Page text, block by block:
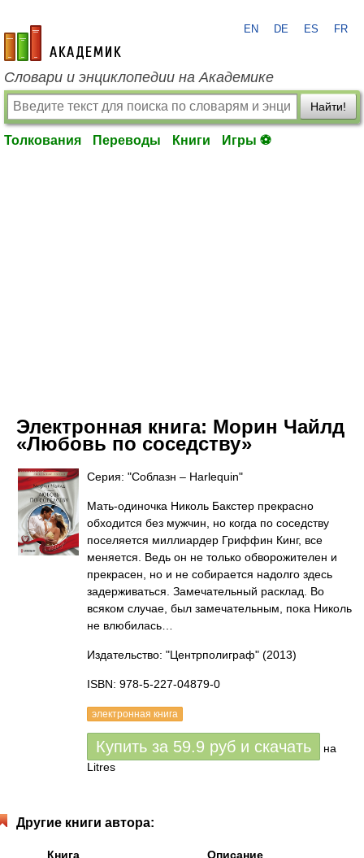
academic.ru
EN DE ES FR
Словари и энциклопедии на Академике
Найти!
Толкования Переводы Книги Игры ⚽
Электронная книга: Морин Чайлд
«Любовь по соседству»
Серия: "Соблазн – Harlequin"
Мать-одиночка Николь Бакстер прекрасно
обходится без мужчин, но когда по соседству
поселяется миллиардер Гриффин Кинг, все
меняется. Ведь он не только обворожителен и
прекрасен, но и не собирается надолго здесь
задерживаться. Замечательный расклад. Во
всяком случае, был замечательным, пока Николь
не влюбилась…
Издательство: "Центрполиграф" (2013)
ISBN: 978-5-227-04879-0
электронная книга
Купить за 59.9 руб и скачать
на
Litres
Другие книги автора:
Книга
Описание